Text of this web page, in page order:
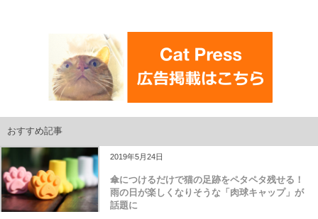
おすすめ記事
2019年5月24日
傘につけるだけで猫の足跡をペタペタ残せる！
雨の日が楽しくなりそうな「肉球キャップ」が
話題に